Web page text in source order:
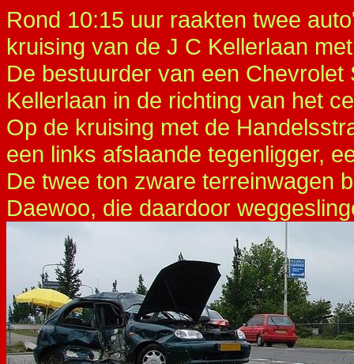
Rond 10:15 uur raakten twee
kruising van de J C Kellerlaan
De bestuurder van een
Kellerlaan in de richting van het
Op de kruising met de
een links afslaande tegenligger,
De twee ton zware terreinwagen
Daewoo, die daardoor